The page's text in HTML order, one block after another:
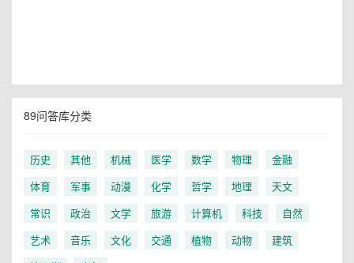
89问答库分类
历史 其他 机械 医学 数学 物理
金融
体育
军事 动漫 化学 哲学 地理
天文
常识
政治 文学 旅游 计算机 科技
自然
艺术
音乐 文化 交通 植物 动物
建筑